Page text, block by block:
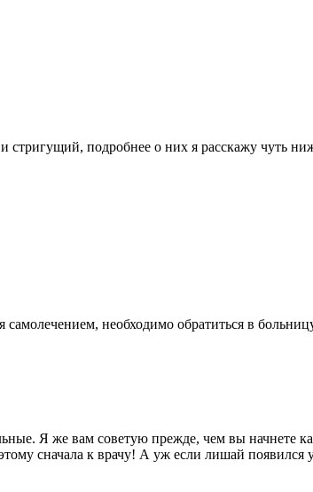
подробнее о них я расскажу чуть
необходимо обратиться в
Я же вам советую прежде, чем вы начнете
сначала к врачу! А уж если лишай появился